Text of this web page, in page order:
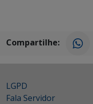
Compartilhe:
LGPD
Fala Servidor